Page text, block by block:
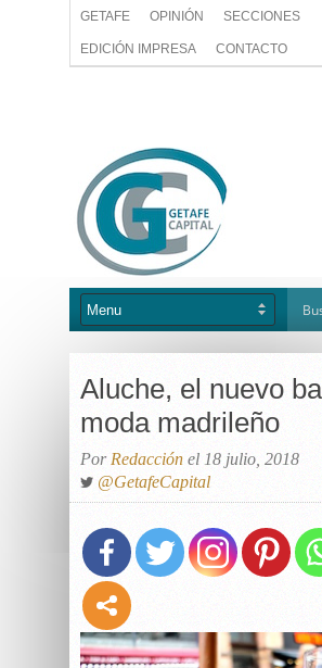
GETAFE OPINIÓN SECCIONES
EDICIÓN IMPRESA CONTACTO
Aluche, el nuevo
moda madrileño
Por Redacción el 18 julio, 2018
@GetafeCapital